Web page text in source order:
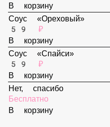
Креветки Темпура - 6 шт.
669 ₽
В корзину
Твист Цезарь
459 ₽
В корзину
Соус «Ореховый»
В корзину